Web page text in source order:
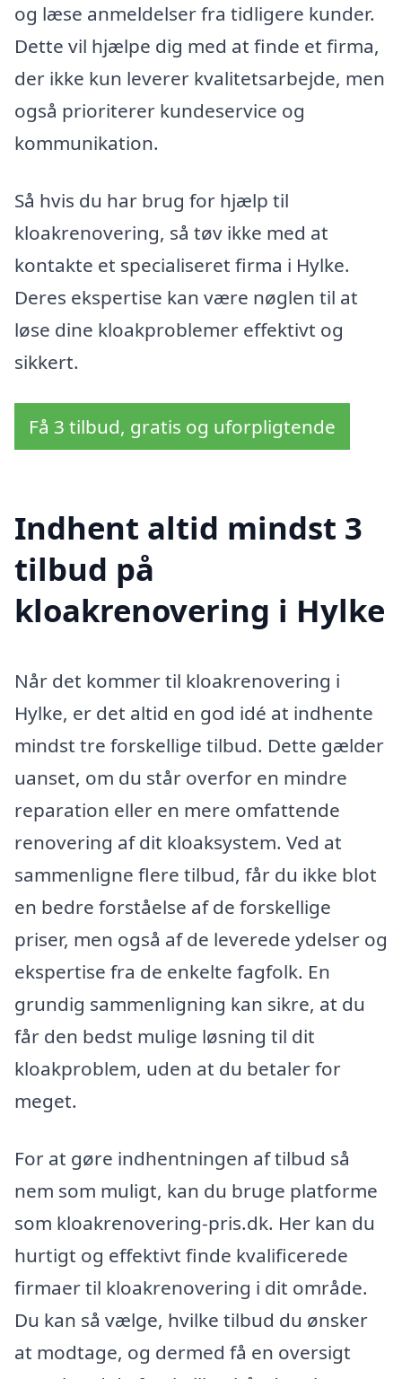
og læse anmeldelser fra tidligere kunder.
Dette vil hjælpe dig med at finde et firma,
der ikke kun leverer kvalitetsarbejde, men
også prioriterer kundeservice og
kommunikation.
Så hvis du har brug for hjælp til
kloakrenovering, så tøv ikke med at
kontakte et specialiseret firma i Hylke.
Deres ekspertise kan være nøglen til at
løse dine kloakproblemer effektivt og
sikkert.
Få 3 tilbud, gratis og uforpligtende
Indhent altid mindst 3
tilbud på
kloakrenovering i Hylke
Når det kommer til kloakrenovering i
Hylke, er det altid en god idé at indhente
mindst tre forskellige tilbud. Dette gælder
uanset, om du står overfor en mindre
reparation eller en mere omfattende
renovering af dit kloaksystem. Ved at
sammenligne flere tilbud, får du ikke blot
en bedre forståelse af de forskellige
priser, men også af de leverede ydelser og
ekspertise fra de enkelte fagfolk. En
grundig sammenligning kan sikre, at du
får den bedst mulige løsning til dit
kloakproblem, uden at du betaler for
meget.
For at gøre indhentningen af tilbud så
nem som muligt, kan du bruge platforme
som kloakrenovering-pris.dk. Her kan du
hurtigt og effektivt finde kvalificerede
firmaer til kloakrenovering i dit område.
Du kan så vælge, hvilke tilbud du ønsker
at modtage, og dermed få en oversigt